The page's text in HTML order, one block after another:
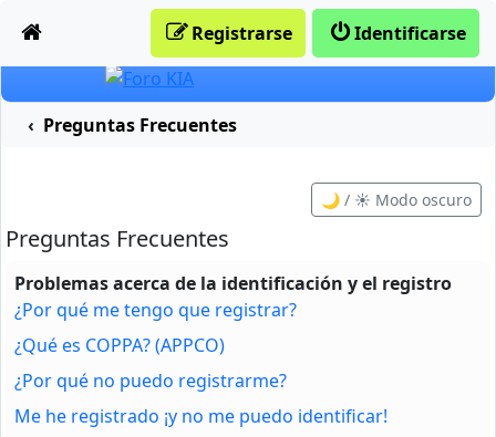
Identificarse
Registrarse
Preguntas Frecuentes
🌙 / ☀️ Modo oscuro
Preguntas Frecuentes
Problemas acerca de la identificación y el registro
¿Por qué me tengo que registrar?
¿Qué es COPPA? (APPCO)
¿Por qué no puedo registrarme?
Me he registrado ¡y no me puedo identificar!